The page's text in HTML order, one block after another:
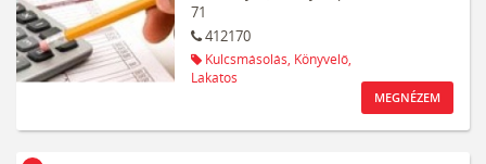
71
412170
Kulcsmásolás, Könyvelő,
Lakatos
MEGNÉZEM